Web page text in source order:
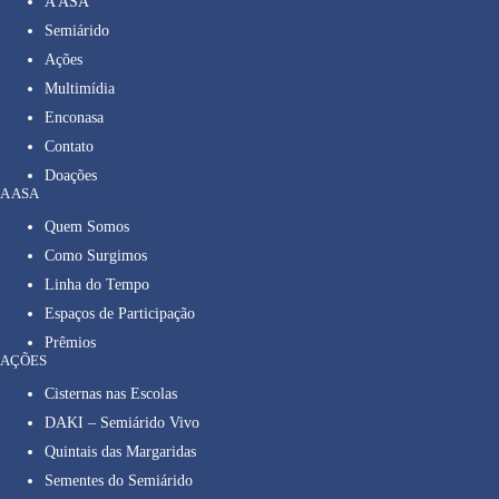
Semiárido
Ações
Multimídia
Enconasa
Contato
Doações
A ASA
Quem Somos
Como Surgimos
Linha do Tempo
Espaços de Participação
Prêmios
AÇÕES
Cisternas nas Escolas
DAKI – Semiárido Vivo
Quintais das Margaridas
Sementes do Semiárido